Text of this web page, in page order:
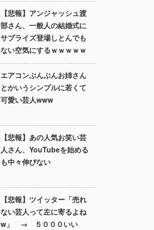
【悲報】アンジャッシュ渡
部さん、一般人の結婚式に
サプライズ登場しとんでも
ない空気にするｗｗｗｗｗ
エアコンぶんぶんお姉さん
とかいうシンプルに若くて
可愛い芸人www
【悲報】あの人気お笑い芸
人さん、YouTubeを始める
も中々伸びない
【悲報】ツイッター「売れ
ない芸人って左に寄るよね
w」 → ５０００いい